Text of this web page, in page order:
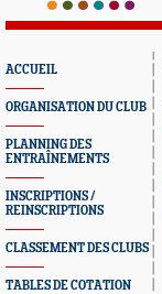
ACCUEIL
ORGANISATION DU CLUB
PLANNING DES
ENTRAÎNEMENTS
INSCRIPTIONS /
REINSCRIPTIONS
CLASSEMENT DES CLUBS
TABLES DE COTATION